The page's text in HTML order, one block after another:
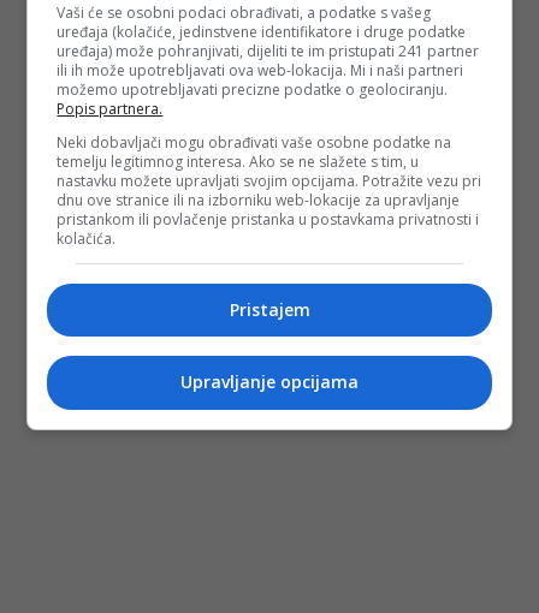
Vaši će se osobni podaci obrađivati, a podatke s vašeg
uređaja (kolačiće, jedinstvene identifikatore i druge podatke
uređaja) može pohranjivati, dijeliti te im pristupati 241 partner
ili ih može upotrebljavati ova web-lokacija. Mi i naši partneri
možemo upotrebljavati precizne podatke o geolociranju.
Popis partnera.
Neki dobavljači mogu obrađivati vaše osobne podatke na
temelju legitimnog interesa. Ako se ne slažete s tim, u
nastavku možete upravljati svojim opcijama. Potražite vezu pri
dnu ove stranice ili na izborniku web-lokacije za upravljanje
pristankom ili povlačenje pristanka u postavkama privatnosti i
kolačića.
Pristajem
Upravljanje opcijama